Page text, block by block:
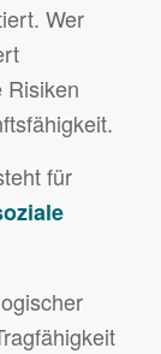
Wer
Risiken
für